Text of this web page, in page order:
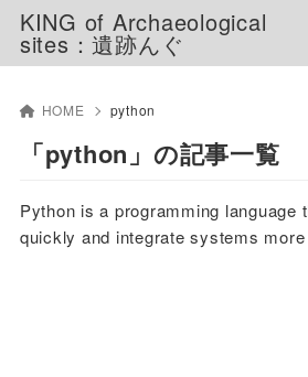
KING of Archaeological
sites：遺跡んぐ
HOME python
「python」の記事一覧
Python is a programming language
quickly and integrate systems